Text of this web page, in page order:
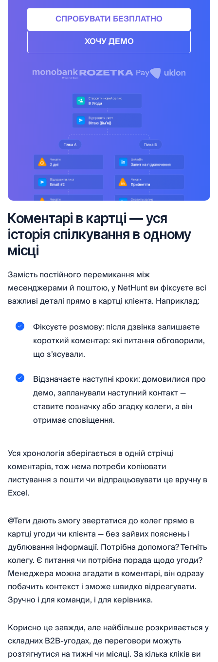
СПРОБУВАТИ БЕЗПЛАТНО
ХОЧУ ДЕМО
Коментарі в картці — уся
історія спілкування в одному
місці
Замість постійного перемикання між
месенджерами й поштою, у NetHunt ви фіксуєте всі
важливі деталі прямо в картці клієнта. Наприклад:
Фіксуєте розмову: після дзвінка залишаєте
короткий коментар: які питання обговорили,
що з’ясували.
Відзначаєте наступні кроки: домовилися про
демо, запланували наступний контакт —
ставите позначку або згадку колеги, а він
отримає сповіщення.
Уся хронологія зберігається в одній стрічці
коментарів, тож нема потреби копіювати
листування з пошти чи відпрацьовувати це вручну в
Excel.
@Теги дають змогу звертатися до колег прямо в
картці угоди чи клієнта — без зайвих пояснень і
дублювання інформації. Потрібна допомога? Тегніть
колегу. Є питання чи потрібна порада щодо угоди?
Менеджера можна згадати в коментарі, він одразу
побачить контекст і зможе швидко відреагувати.
Зручно і для команди, і для керівника.
Корисно це завжди, але найбільше розкривається у
складних B2B-угодах, де переговори можуть
розтягнутися на тижні чи місяці. За кілька кліків ви